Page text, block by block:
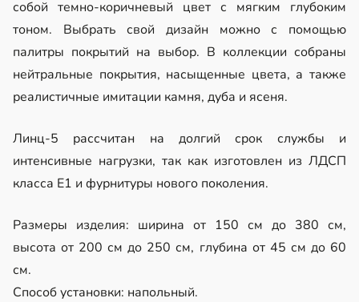
собой темно-коричневый цвет с мягким глубоким
тоном. Выбрать свой дизайн можно с помощью
палитры покрытий на выбор. В коллекции собраны
нейтральные покрытия, насыщенные цвета, а также
реалистичные имитации камня, дуба и ясеня.
Линц-5 рассчитан на долгий срок службы и
интенсивные нагрузки, так как изготовлен из ЛДСП
класса Е1 и фурнитуры нового поколения.
Размеры изделия: ширина от 150 см до 380 см,
высота от 200 см до 250 см, глубина от 45 см до 60
см.
Способ установки: напольный.